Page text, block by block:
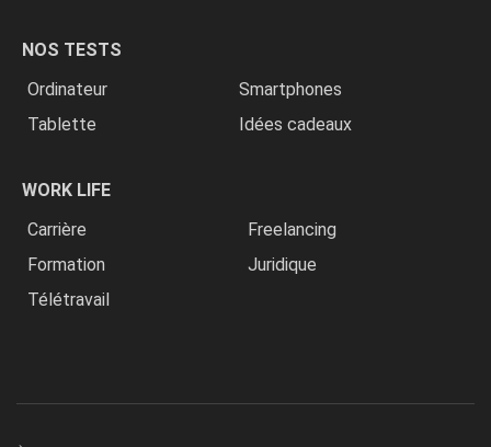
NOS TESTS
Ordinateur
Smartphones
Tablette
Idées cadeaux
WORK LIFE
Carrière
Freelancing
Formation
Juridique
Télétravail